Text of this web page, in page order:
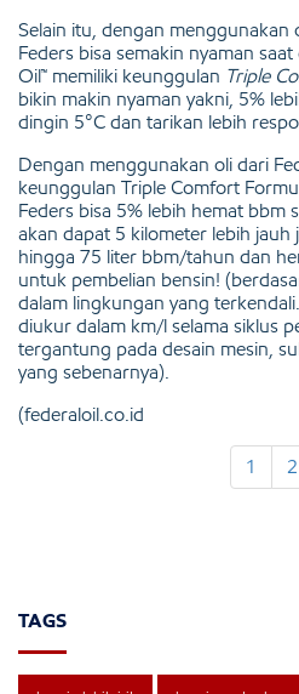
Selain itu, dengan menggunakan
Feders bisa semakin nyaman
Oil™ memiliki keunggulan Triple
bikin makin nyaman yakni, 5%
dingin 5°C dan tarikan lebih
Dengan menggunakan oli dari
keunggulan Triple Comfort
Feders bisa 5% lebih hemat bbm
akan dapat 5 kilometer lebih
hingga 75 liter bbm/tahun dan
untuk pembelian bensin!
dalam lingkungan yang
diukur dalam km/l selama siklus
tergantung pada desain mesin,
yang sebenarnya).
(federaloil.co.id
1 2
TAGS